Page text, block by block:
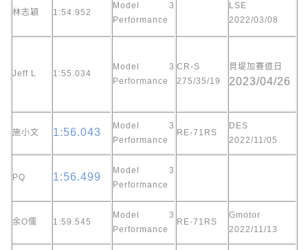
林志穎 1:54.952
Model 3
Performance
LSE
2022/03/08
Jeff L 1:55.034
Model 3
Performance
CR-S
275/35/19
貝堤加賽道日
2023/04/26
施小文 1:56.043
Model 3
Performance
RE-71RS
DES
2022/11/05
PQ 1:56.499
Model 3
Performance
余O儒 1:59.545
Model 3
Performance
RE-71RS
Gmotor
2022/11/13